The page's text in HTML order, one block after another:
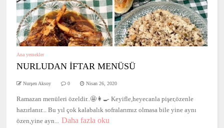
Ana yemekler
NURLUDAN İFTAR MENÜSÜ
Nurşen Aksoy 0 Nisan 26, 2020
Ramazan menüleri özeldir..🤩👩‍🍳 Keyifle,heyecanla pişer,özenle
hazırlanır... Bu yıl çok kalabalık sofralarımız olmasa bile yine aynı
özen,yine ayn... Daha fazla oku